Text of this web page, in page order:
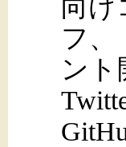
向け
フ、
ント